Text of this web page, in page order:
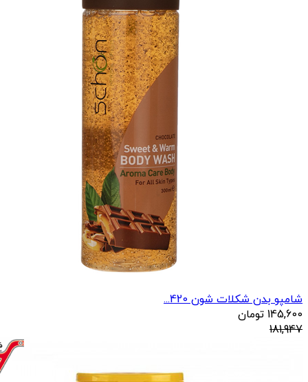
شامپو بدن شکلات شون 420...
145,600 تومان
181,947